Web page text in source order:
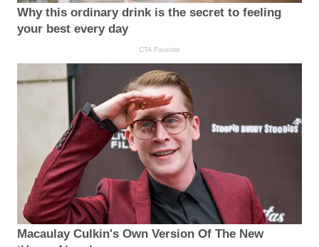
Why this ordinary drink is the secret to feeling
your best every day
CTA Favorite
Macaulay Culkin's Own Version Of The New